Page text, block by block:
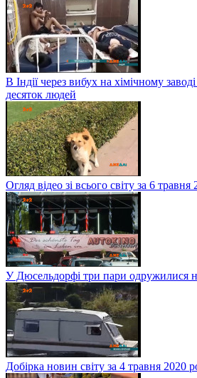
В Індії через вибух на хімічному
десяток людей
Огляд відео зі всього світу за 6 травня
У Дюсельдорфі три пари одружилися
Добірка новин світу за 4 травня 2020